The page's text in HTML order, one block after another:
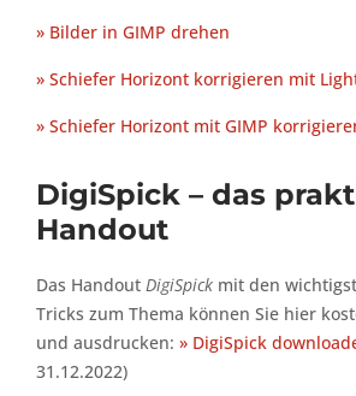
» Bilder in GIMP drehen
» Schiefer Horizont korrigieren mit
» Schiefer Horizont mit GIMP
DigiSpick – das
Handout
Das Handout DigiSpick mit den
Tricks zum Thema können Sie hier
und ausdrucken: » DigiSpick
31.12.2022)